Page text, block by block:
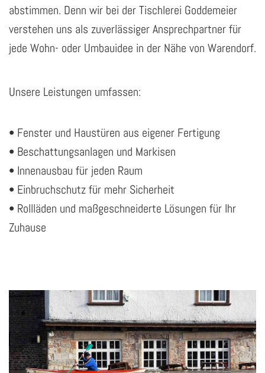
abstimmen. Denn wir bei der Tischlerei Goddemeier
verstehen uns als zuverlässiger Ansprechpartner für
jede Wohn- oder Umbauidee in der Nähe von Warendorf.
Unsere Leistungen umfassen:
• Fenster und Haustüren aus eigener Fertigung
• Beschattungsanlagen und Markisen
• Innenausbau für jeden Raum
• Einbruchschutz für mehr Sicherheit
• Rollläden und maßgeschneiderte Lösungen für Ihr
Zuhause